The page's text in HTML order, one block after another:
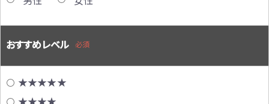
おすすめレベル 必須
★★★★★
★★★★